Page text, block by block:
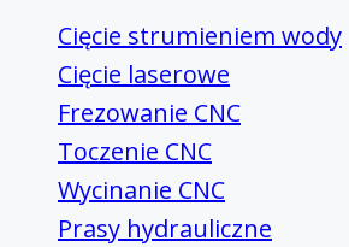
Cięcie strumieniem wody
Cięcie laserowe
Frezowanie CNC
Toczenie CNC
Wycinanie CNC
Prasy hydrauliczne